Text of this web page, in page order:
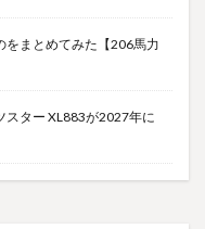
をまとめてみた【206馬力
スター XL883が2027年に